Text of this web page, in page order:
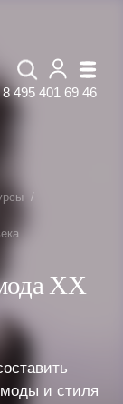
8 495 401 69 46
ХХ
моды и стиля